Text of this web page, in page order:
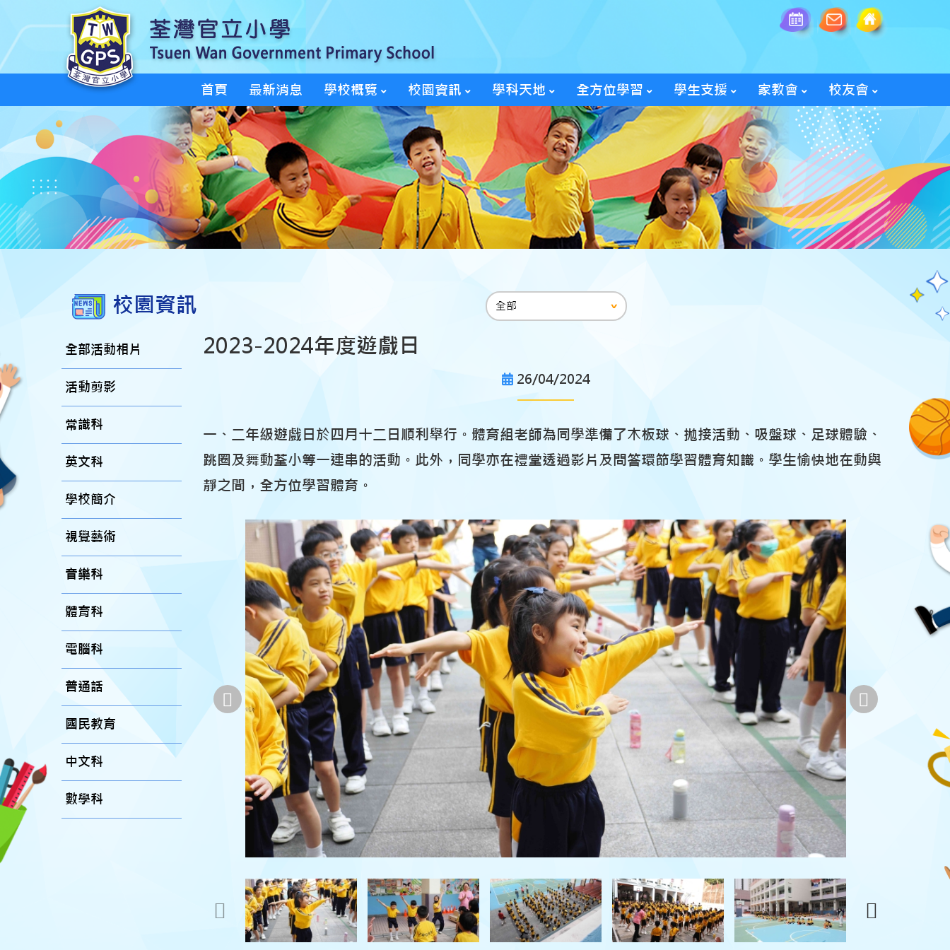
首頁 最新消息 學校概覽 校園資訊 學科天地 全方位學習 學生支援 家教會 校友會
校園資訊
全部活動相片
活動剪影
常識科
英文科
學校簡介
視覺藝術
音樂科
體育科
電腦科
普通話
國民教育
中文科
數學科
2023-2024年度遊戲日
26/04/2024
一、二年級遊戲日於四月十二日順利舉行。體育組老師為同學準備了木板球、拋接活動、吸盤球、足球體驗、
跳圈及舞動荃小等一連串的活動。此外，同學亦在禮堂透過影片及問答環節學習體育知識。學生愉快地在動與
靜之間，全方位學習體育。